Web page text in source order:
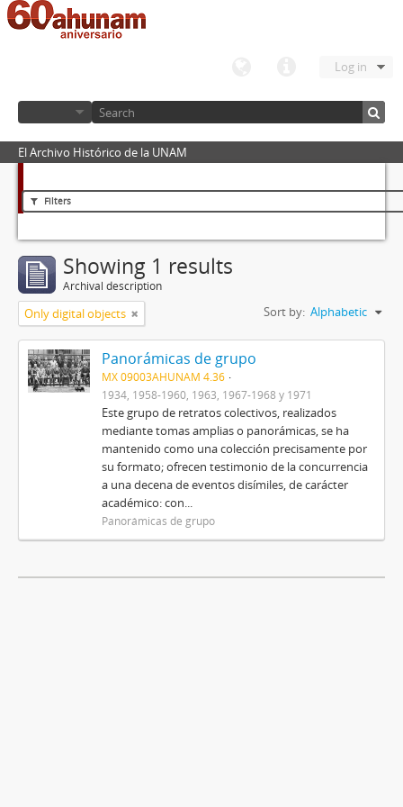
Log in
El Archivo Histórico de la UNAM
Filters
Showing 1 results
Archival description
Only digital objects Sort by: Alphabetic
Panorámicas de grupo
MX 09003AHUNAM 4.36
1934, 1958-1960, 1963, 1967-1968 y 1971
Este grupo de retratos colectivos, realizados
mediante tomas amplias o panorámicas, se ha
mantenido como una colección precisamente por
su formato; ofrecen testimonio de la concurrencia
a una decena de eventos disímiles, de carácter
académico: con...
Panorámicas de grupo